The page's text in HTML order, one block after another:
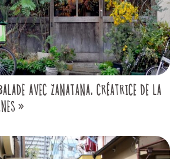
AVEC ZANATANA, CRÉATRICE DE LA
»